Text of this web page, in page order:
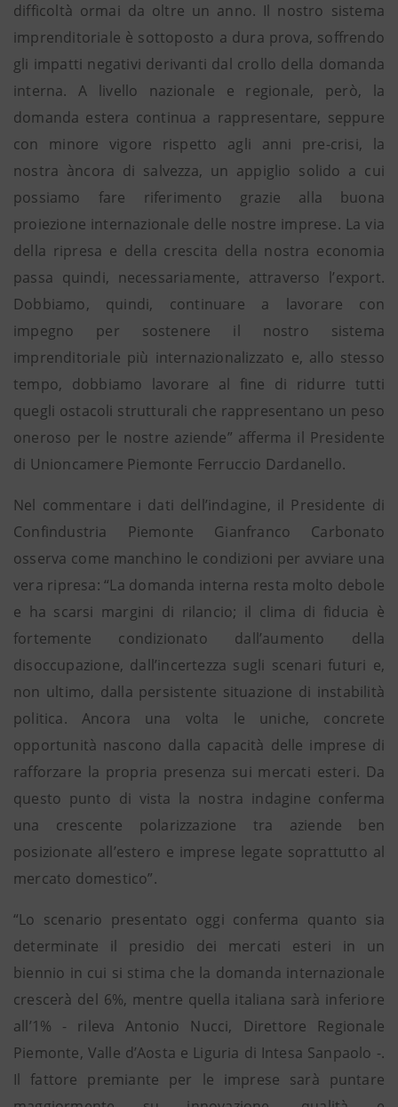
difficoltà ormai da oltre un anno. Il nostro sistema
imprenditoriale è sottoposto a dura prova, soffrendo
gli impatti negativi derivanti dal crollo della domanda
interna. A livello nazionale e regionale, però, la
domanda estera continua a rappresentare, seppure
con minore vigore rispetto agli anni pre-crisi, la
nostra àncora di salvezza, un appiglio solido a cui
possiamo fare riferimento grazie alla buona
proiezione internazionale delle nostre imprese. La via
della ripresa e della crescita della nostra economia
passa quindi, necessariamente, attraverso l’export.
Dobbiamo, quindi, continuare a lavorare con
impegno per sostenere il nostro sistema
imprenditoriale più internazionalizzato e, allo stesso
tempo, dobbiamo lavorare al fine di ridurre tutti
quegli ostacoli strutturali che rappresentano un peso
oneroso per le nostre aziende” afferma il Presidente
di Unioncamere Piemonte Ferruccio Dardanello.
Nel commentare i dati dell’indagine, il Presidente di
Confindustria Piemonte Gianfranco Carbonato
osserva come manchino le condizioni per avviare una
vera ripresa: “La domanda interna resta molto debole
e ha scarsi margini di rilancio; il clima di fiducia è
fortemente condizionato dall’aumento della
disoccupazione, dall’incertezza sugli scenari futuri e,
non ultimo, dalla persistente situazione di instabilità
politica. Ancora una volta le uniche, concrete
opportunità nascono dalla capacità delle imprese di
rafforzare la propria presenza sui mercati esteri. Da
questo punto di vista la nostra indagine conferma
una crescente polarizzazione tra aziende ben
posizionate all’estero e imprese legate soprattutto al
mercato domestico”.
“Lo scenario presentato oggi conferma quanto sia
determinate il presidio dei mercati esteri in un
biennio in cui si stima che la domanda internazionale
crescerà del 6%, mentre quella italiana sarà inferiore
all’1% - rileva Antonio Nucci, Direttore Regionale
Piemonte, Valle d’Aosta e Liguria di Intesa Sanpaolo -.
Il fattore premiante per le imprese sarà puntare